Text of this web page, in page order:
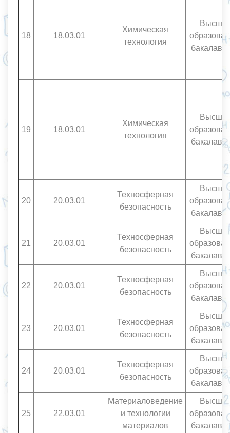
18 18.03.01
Химическая
технология
19 18.03.01
Химическая
технология
20 20.03.01
Техносферная
безопасность
21 20.03.01
Техносферная
безопасность
22 20.03.01
Техносферная
безопасность
23 20.03.01
Техносферная
безопасность
24 20.03.01
Техносферная
безопасность
25 22.03.01
Материаловедение
и технологии
материалов